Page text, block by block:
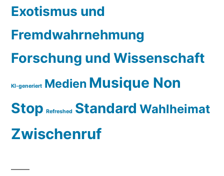
Exotismus und
Fremdwahrnehmung
Forschung und Wissenschaft
KI-generiert Medien Musique Non
Stop Refreshed Standard Wahlheimat
Zwischenruf